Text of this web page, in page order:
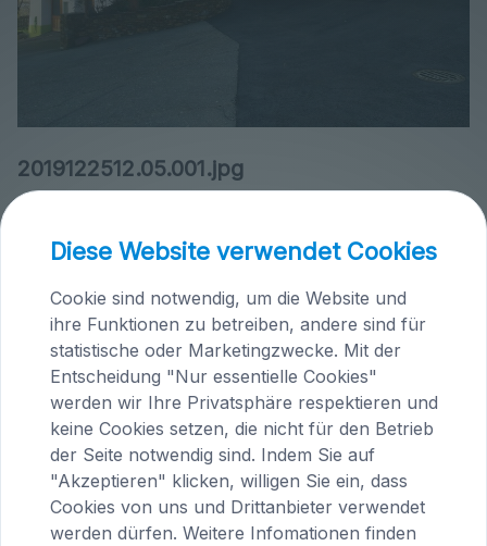
2019122512.05.001.jpg
Herunterladen
Bild in voller Größe anzeigen…
Praxis Maria Saal (Kärnten)
Brandlhof
Höfern 1
A-9063 Maria Saal
Österreich
Diese Website verwendet Cookies
Cookie sind notwendig, um die Website und
ihre Funktionen zu betreiben, andere sind für
statistische oder Marketingzwecke. Mit der
Entscheidung "Nur essentielle Cookies"
werden wir Ihre Privatsphäre respektieren und
keine Cookies setzen, die nicht für den Betrieb
der Seite notwendig sind. Indem Sie auf
"Akzeptieren" klicken, willigen Sie ein, dass
Cookies von uns und Drittanbieter verwendet
werden dürfen. Weitere Infomationen finden